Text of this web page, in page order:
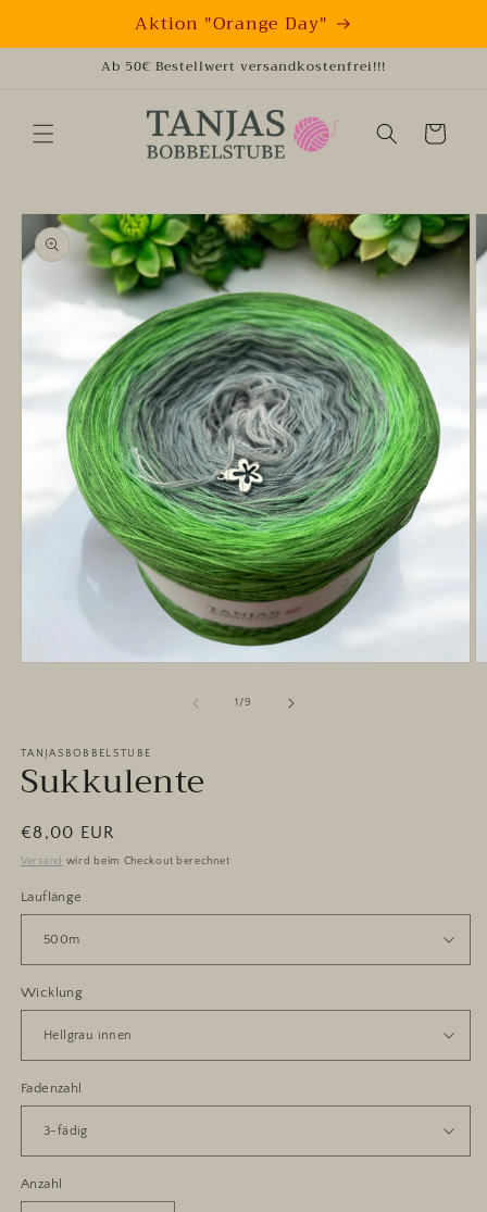
Aktion "Orange Day"
Inhalt
Ab 50€ Bestellwert versandkostenfrei!!!
Warenkorb
1/von
9
TANJASBOBBELSTUBE
Sukkulente
Normaler
Preis
€8,00 EUR
Versand wird beim Checkout berechnet
Lauflänge
Wicklung
Fadenzahl
Anzahl
Anzahl